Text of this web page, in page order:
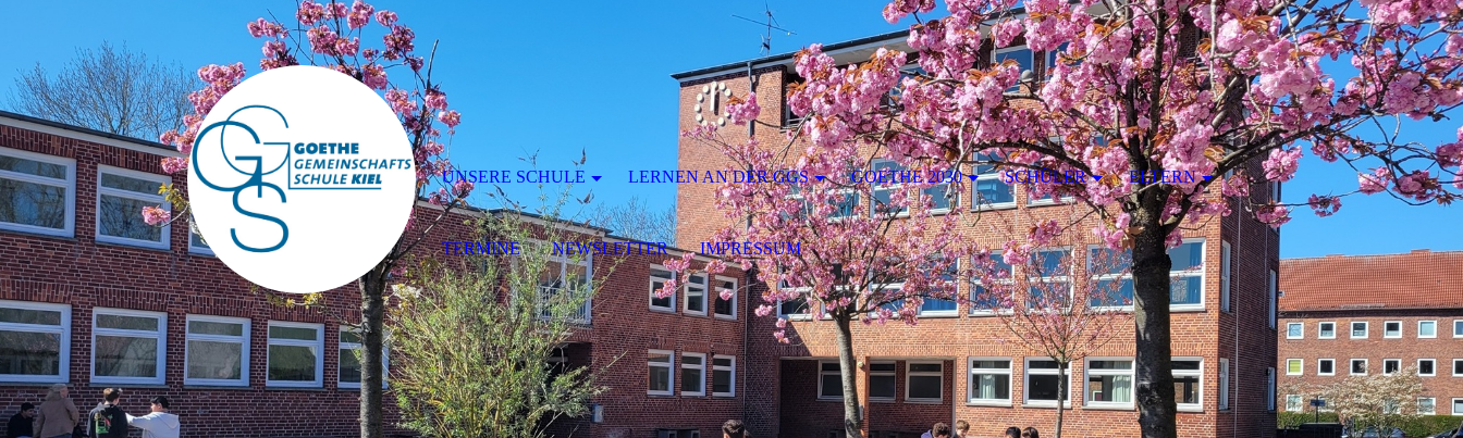
UNSERE SCHULE LERNEN AN DER GGS GOETHE 2030 SCHÜLER ELTERN
TERMINE NEWSLETTER IMPRESSUM